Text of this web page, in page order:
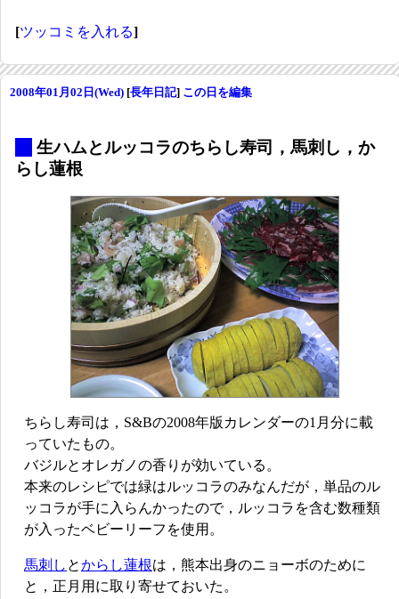
[ツッコミを入れる]
2008年01月02日(Wed) [長年日記] この日を編集
生ハムとルッコラのちらし寿司，馬刺し，か
らし蓮根
ちらし寿司は，S&Bの2008年版カレンダーの1月分に載
っていたもの。
バジルとオレガノの香りが効いている。
本来のレシピでは緑はルッコラのみなんだが，単品のル
ッコラが手に入らんかったので，ルッコラを含む数種類
が入ったベビーリーフを使用。
馬刺し とからし蓮根は，熊本出身のニョーボのために
と，正月用に取り寄せておいた。